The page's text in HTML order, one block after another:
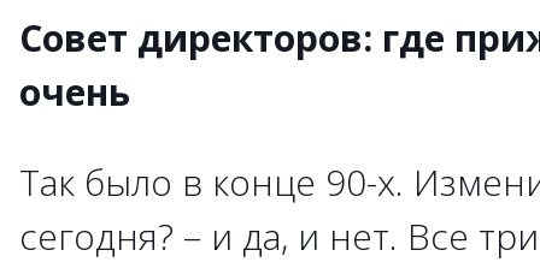
Совет директоров: где
очень
Так было в конце 90-х.
сегодня? – и да, и нет. Все